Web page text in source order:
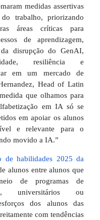
medidas assertivas
trabalho, priorizando
áreas críticas para
de aprendizagem,
disrupção do GenAI,
resiliência e
em um mercado de
Head of Latin
que olhamos para
em IA só se
em apoiar os alunos
e relevante para o
movido a IA.”
de habilidades 2025 da
alunos entre alunos que
de programas de
universitários ou
dos alunos das
com tendências